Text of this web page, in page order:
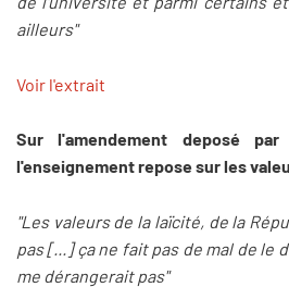
ailleurs"
Voir l'extrait
Sur l'amendement deposé
l'enseignement repose sur les
"Les valeurs de la laïcité, de la
pas [...] ça ne fait pas de mal de le
me dérangerait pas"